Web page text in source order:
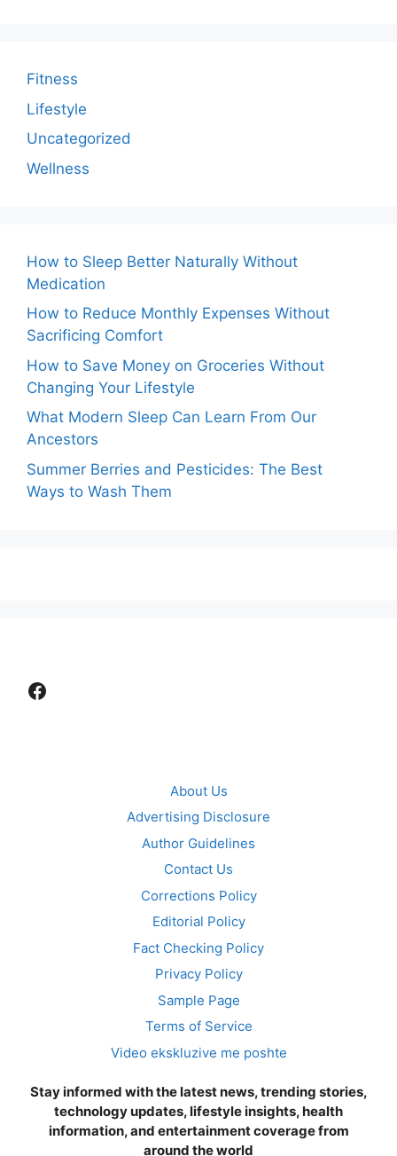
Fitness
Lifestyle
Uncategorized
Wellness
How to Sleep Better Naturally Without
Medication
How to Reduce Monthly Expenses Without
Sacrificing Comfort
How to Save Money on Groceries Without
Changing Your Lifestyle
What Modern Sleep Can Learn From Our
Ancestors
Summer Berries and Pesticides: The Best
Ways to Wash Them
Facebook
About Us
Advertising Disclosure
Author Guidelines
Contact Us
Corrections Policy
Editorial Policy
Fact Checking Policy
Privacy Policy
Sample Page
Terms of Service
Video ekskluzive me poshte
Stay informed with the latest news, trending stories,
technology updates, lifestyle insights, health
information, and entertainment coverage from
around the world